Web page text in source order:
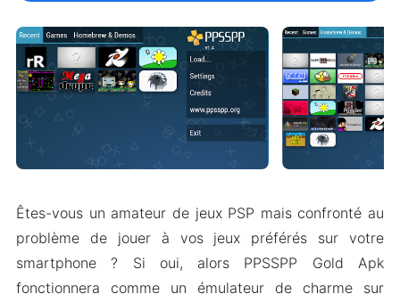
Êtes-vous un amateur de jeux PSP mais confronté au
problème de jouer à vos jeux préférés sur votre
smartphone ? Si oui, alors PPSSPP Gold Apk
fonctionnera comme un émulateur de charme sur